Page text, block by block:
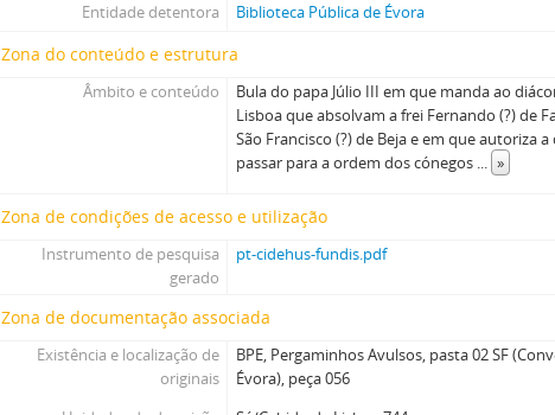
Entidade detentora
Biblioteca Pública de Évora
Zona do conteúdo e estrutura
Âmbito e conteúdo
Bula do papa Júlio III em que manda ao
Lisboa que absolvam a frei Fernando (?) de
São Francisco (?) de Beja e em que autoriza
passar para a ordem dos cónegos ... »
Zona de condições de acesso e utilização
Instrumento de pesquisa
gerado
pt-cidehus-fundis.pdf
Zona de documentação associada
Existência e localização de
originais
BPE, Pergaminhos Avulsos, pasta 02 SF
Évora), peça 056